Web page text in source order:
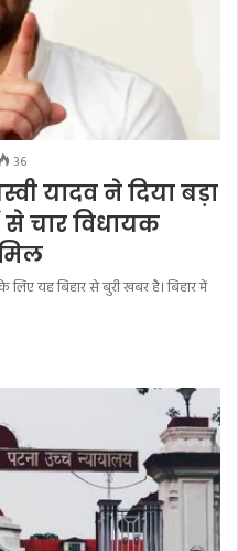
36
यादव ने दिया बड़ा
चार विधायक
यह बिहार से बुरी खबर है। बिहार में